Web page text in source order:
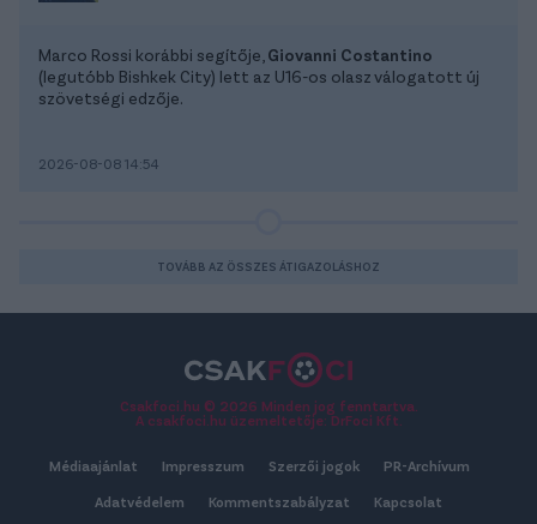
Marco Rossi korábbi segítője, Giovanni Costantino
(legutóbb Bishkek City) lett az U16-os olasz válogatott új
szövetségi edzője.
2026-08-08 14:54
TOVÁBB AZ ÖSSZES ÁTIGAZOLÁSHOZ
Csakfoci.hu © 2026 Minden jog fenntartva.
A csakfoci.hu üzemeltetője: DrFoci Kft.
Médiaajánlat Impresszum Szerzői jogok PR-Archívum
Adatvédelem Kommentszabályzat Kapcsolat